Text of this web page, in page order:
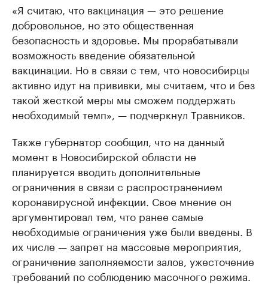
«Я считаю, что вакцинация — это решение
добровольное, но это общественная
безопасность и здоровье. Мы прорабатывали
возможность введение обязательной
вакцинации. Но в связи с тем, что новосибирцы
активно идут на прививки, мы считаем, что и без
такой жесткой меры мы сможем поддержать
необходимый темп», — подчеркнул Травников.
Также губернатор сообщил, что на данный
момент в Новосибирской области не
планируется вводить дополнительные
ограничения в связи с распространением
коронавирусной инфекции. Свое мнение он
аргументировал тем, что ранее самые
необходимые ограничения уже были введены. В
их числе — запрет на массовые мероприятия,
ограничение заполняемости залов, ужесточение
требований по соблюдению масочного режима.